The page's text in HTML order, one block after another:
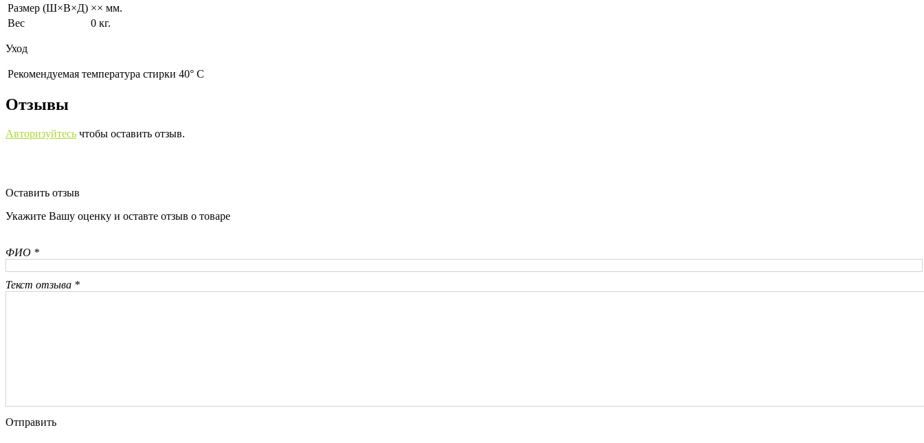
Размер (Ш×В×Д) ×× мм.
Вес
0 кг.
Уход
Рекомендуемая температура стирки 40° С
Отзывы
Авторизуйтесь чтобы оставить отзыв.
Оставить отзыв
Укажите Вашу оценку и оставте отзыв о товаре
ФИО *
Текст отзыва *
Отправить